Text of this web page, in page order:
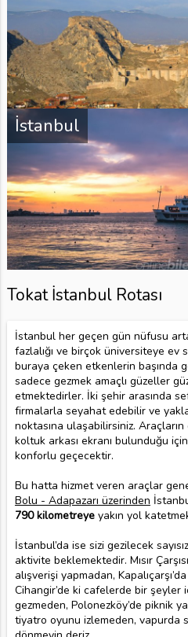
İstanbul
Tokat İstanbul Rotası
İstanbul her geçen gün nüfusu
fazlalığı ve birçok üniversiteye ev
buraya çeken etkenlerin başında
sadece gezmek amaçlı güzeller
etmektedirler. İki şehir arasında
firmalarla seyahat edebilir ve
noktasına ulaşabilirsiniz.
koltuk arkası ekranı bulunduğu
konforlu geçecektir.
Bu hatta hizmet veren araçlar
Bolu - Adapazarı üzerinden
790 kilometreyeyakın yol
İstanbul’da ise sizi gezilecek
aktivite beklemektedir. Mısır
alışverişi yapmadan,
Cihangir’de ki cafelerde bir şeyler
gezmeden, Polonezköy’de piknik
tiyatro oyunu izlemeden, vapurda